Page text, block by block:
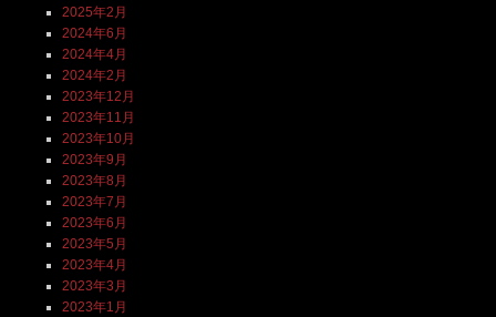
2025年2月
2024年6月
2024年4月
2024年2月
2023年12月
2023年11月
2023年10月
2023年9月
2023年8月
2023年7月
2023年6月
2023年5月
2023年4月
2023年3月
2023年1月